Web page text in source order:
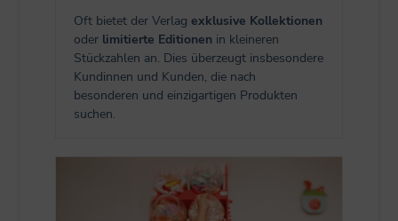
Oft bietet der Verlagexklusive Kollektionen
oder limitierte Editionen in kleineren
Stückzahlen an. Dies überzeugt insbesondere
Kundinnen und Kunden, die nach
besonderen und einzigartigen Produkten
suchen.